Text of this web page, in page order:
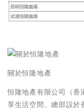
關於恒隆地產
恒隆地產有限公司（香
享生活空間。總部設於